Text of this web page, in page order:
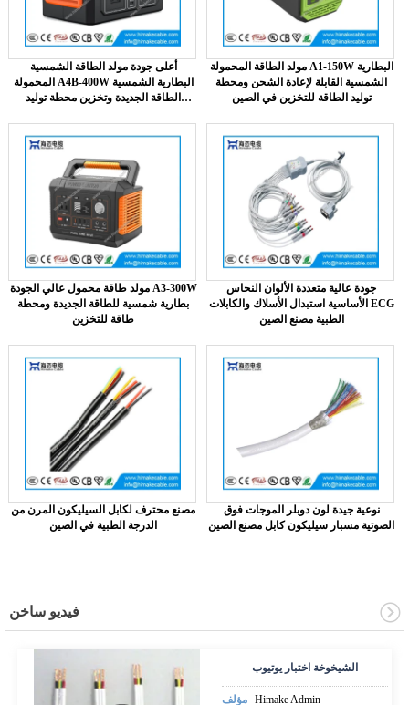
أعلى جودة مولد الطاقة الشمسية
المحمولة A4B-400W البطارية الشمسية
الطاقة الجديدة وتخزين محطة توليد
مولد الطاقة المحمولة A1-150W البطارية
الشمسية القابلة لإعادة الشحن ومحطة
توليد الطاقة للتخزين في الصين
مولد طاقة محمول عالي الجودة A3-300W
بطارية شمسية للطاقة الجديدة ومحطة
طاقة للتخزين
جودة عالية متعددة الألوان النحاس
الأساسية استبدال الأسلاك والكابلات ECG
الطبية مصنع الصين
مصنع محترف لكابل السيليكون المرن من
الدرجة الطبية في الصين
نوعية جيدة لون دوبلر الموجات فوق
الصوتية مسبار سيليكون كابل مصنع الصين
فيديو ساخن
الشيخوخة اختبار يوتيوب
مؤلف Himake Admin